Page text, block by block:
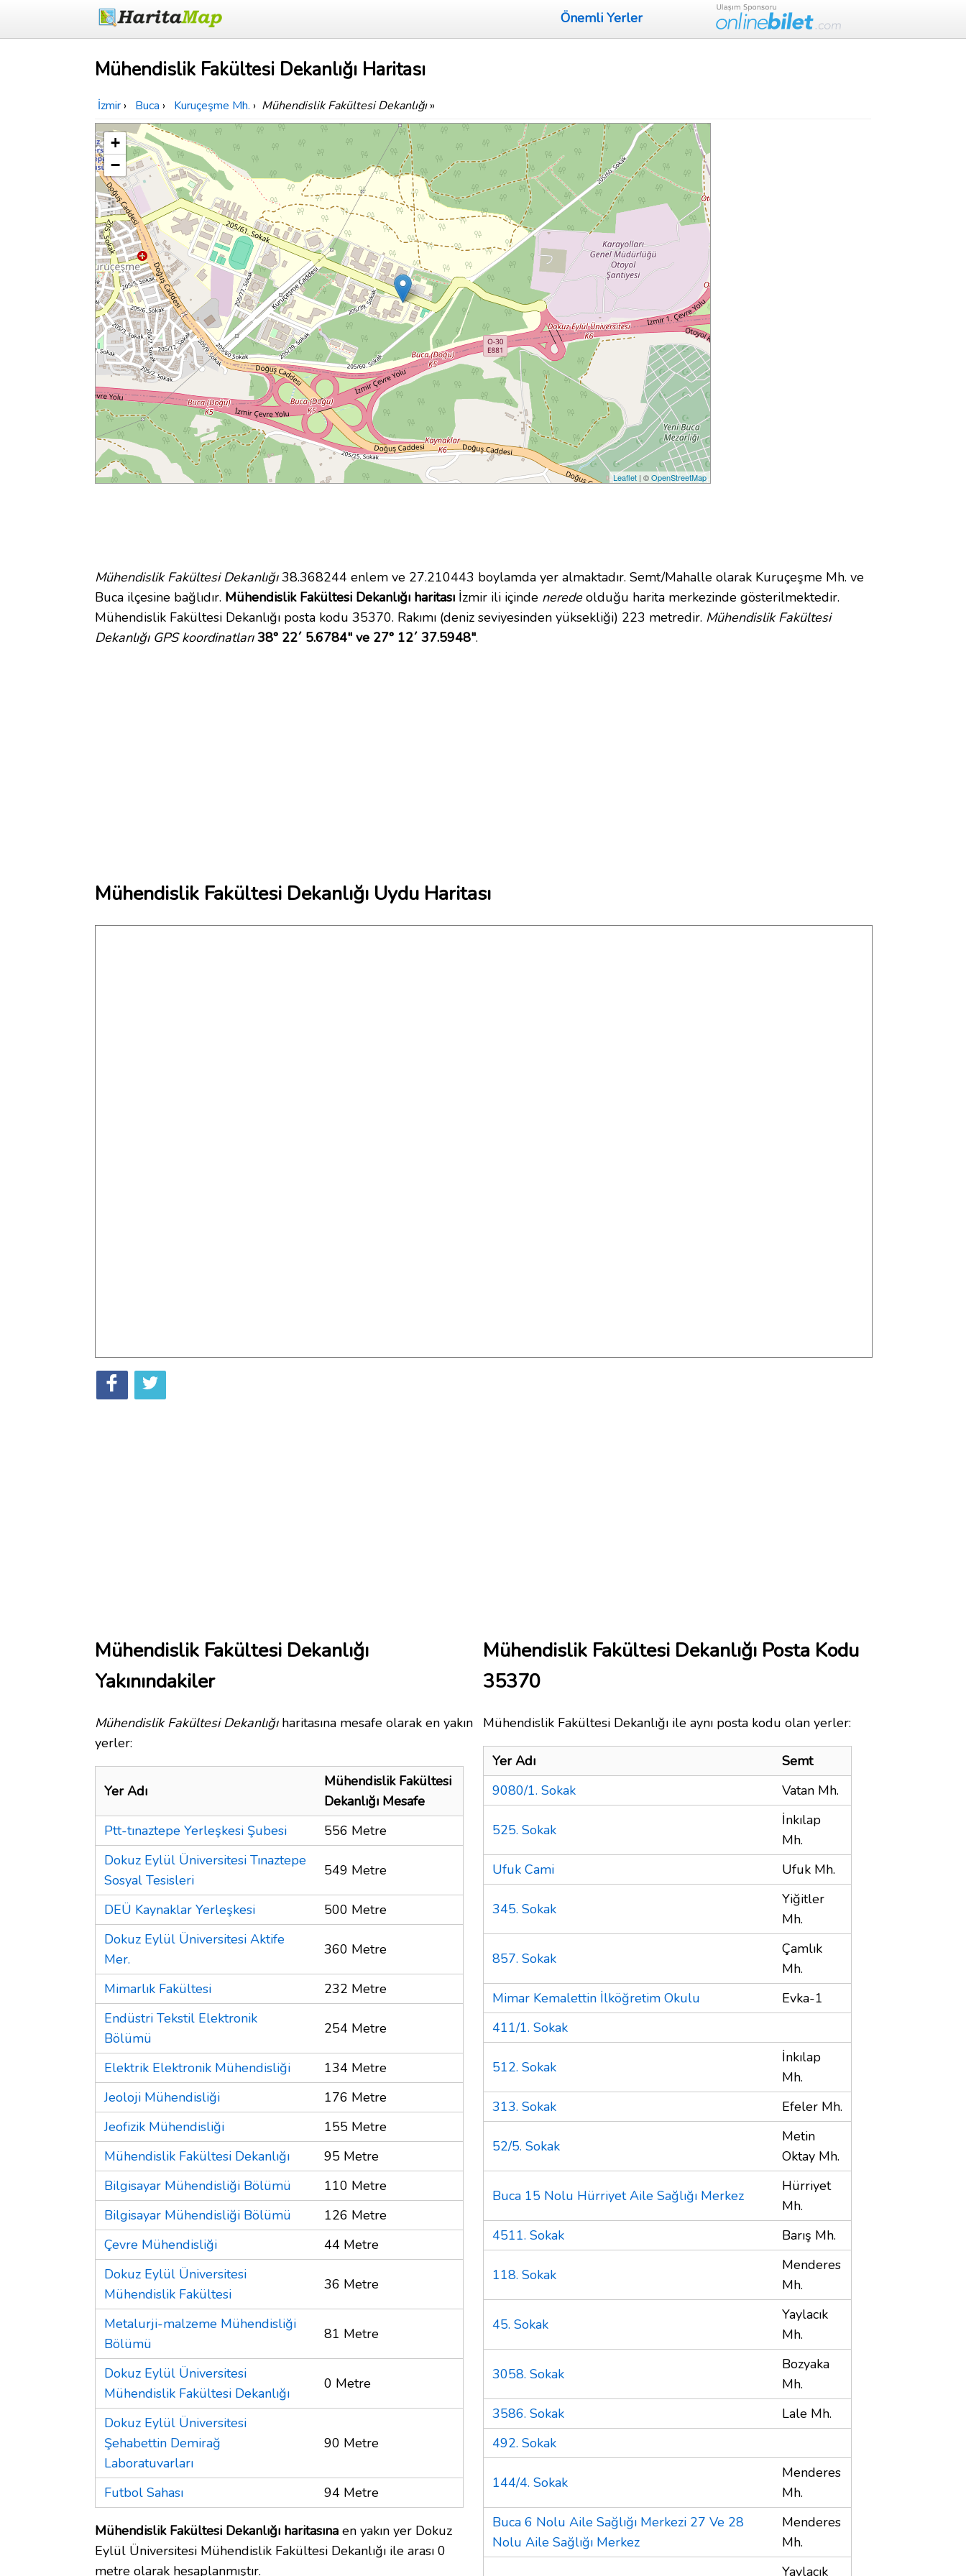
Önemli Yerler
Mühendislik Fakültesi Dekanlığı Haritası
İzmir › Buca › Kuruçeşme Mh. › Mühendislik Fakültesi Dekanlığı»
+
−
Leaflet | ©OpenStreetMap
Mühendislik Fakültesi Dekanlığı38.368244 enlem ve 27.210443 boylamda yer almaktadır. Semt/Mahalle olarak Kuruçeşme Mh. ve
Buca ilçesine bağlıdır. Mühendislik Fakültesi Dekanlığı haritası İzmir ili içinde neredeolduğu harita merkezinde gösterilmektedir.
Mühendislik Fakültesi Dekanlığı posta kodu 35370. Rakımı (deniz seviyesinden yüksekliği) 223 metredir. Mühendislik Fakültesi
Dekanlığı GPS koordinatları 38° 22´ 5.6784" ve 27° 12´ 37.5948".
Mühendislik Fakültesi Dekanlığı Uydu Haritası
Mühendislik Fakültesi Dekanlığı
Yakınındakiler
Mühendislik Fakültesi Dekanlığıharitasına mesafe olarak en yakın
yerler:
Yer Adı
Mühendislik Fakültesi
Dekanlığı Mesafe
Ptt-tınaztepe Yerleşkesi Şubesi
556 Metre
Dokuz Eylül Üniversitesi Tınaztepe
Sosyal Tesisleri
549 Metre
DEÜ Kaynaklar Yerleşkesi
500 Metre
Dokuz Eylül Üniversitesi Aktife
Mer.
360 Metre
Mimarlık Fakültesi
232 Metre
Endüstri Tekstil Elektronik
Bölümü
254 Metre
Elektrik Elektronik Mühendisliği
134 Metre
Jeoloji Mühendisliği
176 Metre
Jeofizik Mühendisliği
155 Metre
Mühendislik Fakültesi Dekanlığı
95 Metre
Bilgisayar Mühendisliği Bölümü
110 Metre
Bilgisayar Mühendisliği Bölümü
126 Metre
Çevre Mühendisliği
44 Metre
Dokuz Eylül Üniversitesi
Mühendislik Fakültesi
36 Metre
Metalurji-malzeme Mühendisliği
Bölümü
81 Metre
Dokuz Eylül Üniversitesi
Mühendislik Fakültesi Dekanlığı
0 Metre
Dokuz Eylül Üniversitesi
Şehabettin Demirağ
Laboratuvarları
90 Metre
Futbol Sahası 94 Metre
Mühendislik Fakültesi Dekanlığı haritasına en yakın yer Dokuz
Eylül Üniversitesi Mühendislik Fakültesi Dekanlığı ile arası 0
metre olarak hesaplanmıştır.
Mühendislik Fakültesi Dekanlığı Posta Kodu
35370
Mühendislik Fakültesi Dekanlığı ile aynı posta kodu olan yerler:
Yer Adı
Semt
9080/1. Sokak
Vatan Mh.
525. Sokak
İnkılap
Mh.
Ufuk Cami
Ufuk Mh.
345. Sokak
Yiğitler
Mh.
857. Sokak
Çamlık
Mh.
Mimar Kemalettin İlköğretim Okulu
Evka-1
411/1. Sokak
512. Sokak
İnkılap
Mh.
313. Sokak
Efeler Mh.
52/5. Sokak
Metin
Oktay Mh.
Buca 15 Nolu Hürriyet Aile Sağlığı Merkez
Hürriyet
Mh.
4511. Sokak
Barış Mh.
118. Sokak
Menderes
Mh.
45. Sokak
Yaylacık
Mh.
3058. Sokak
Bozyaka
Mh.
3586. Sokak
Lale Mh.
492. Sokak
144/4. Sokak
Menderes
Mh.
Buca 6 Nolu Aile Sağlığı Merkezi 27 Ve 28
Nolu Aile Sağlığı Merkez
Menderes
Mh.
Yaylacık